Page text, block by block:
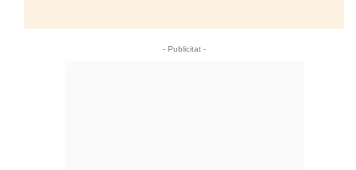
- Publicitat -